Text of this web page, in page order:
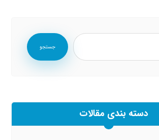
جستجو
دسته بندی مقالات